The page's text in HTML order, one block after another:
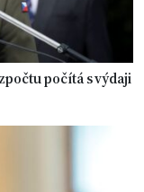
počítá s výdaji